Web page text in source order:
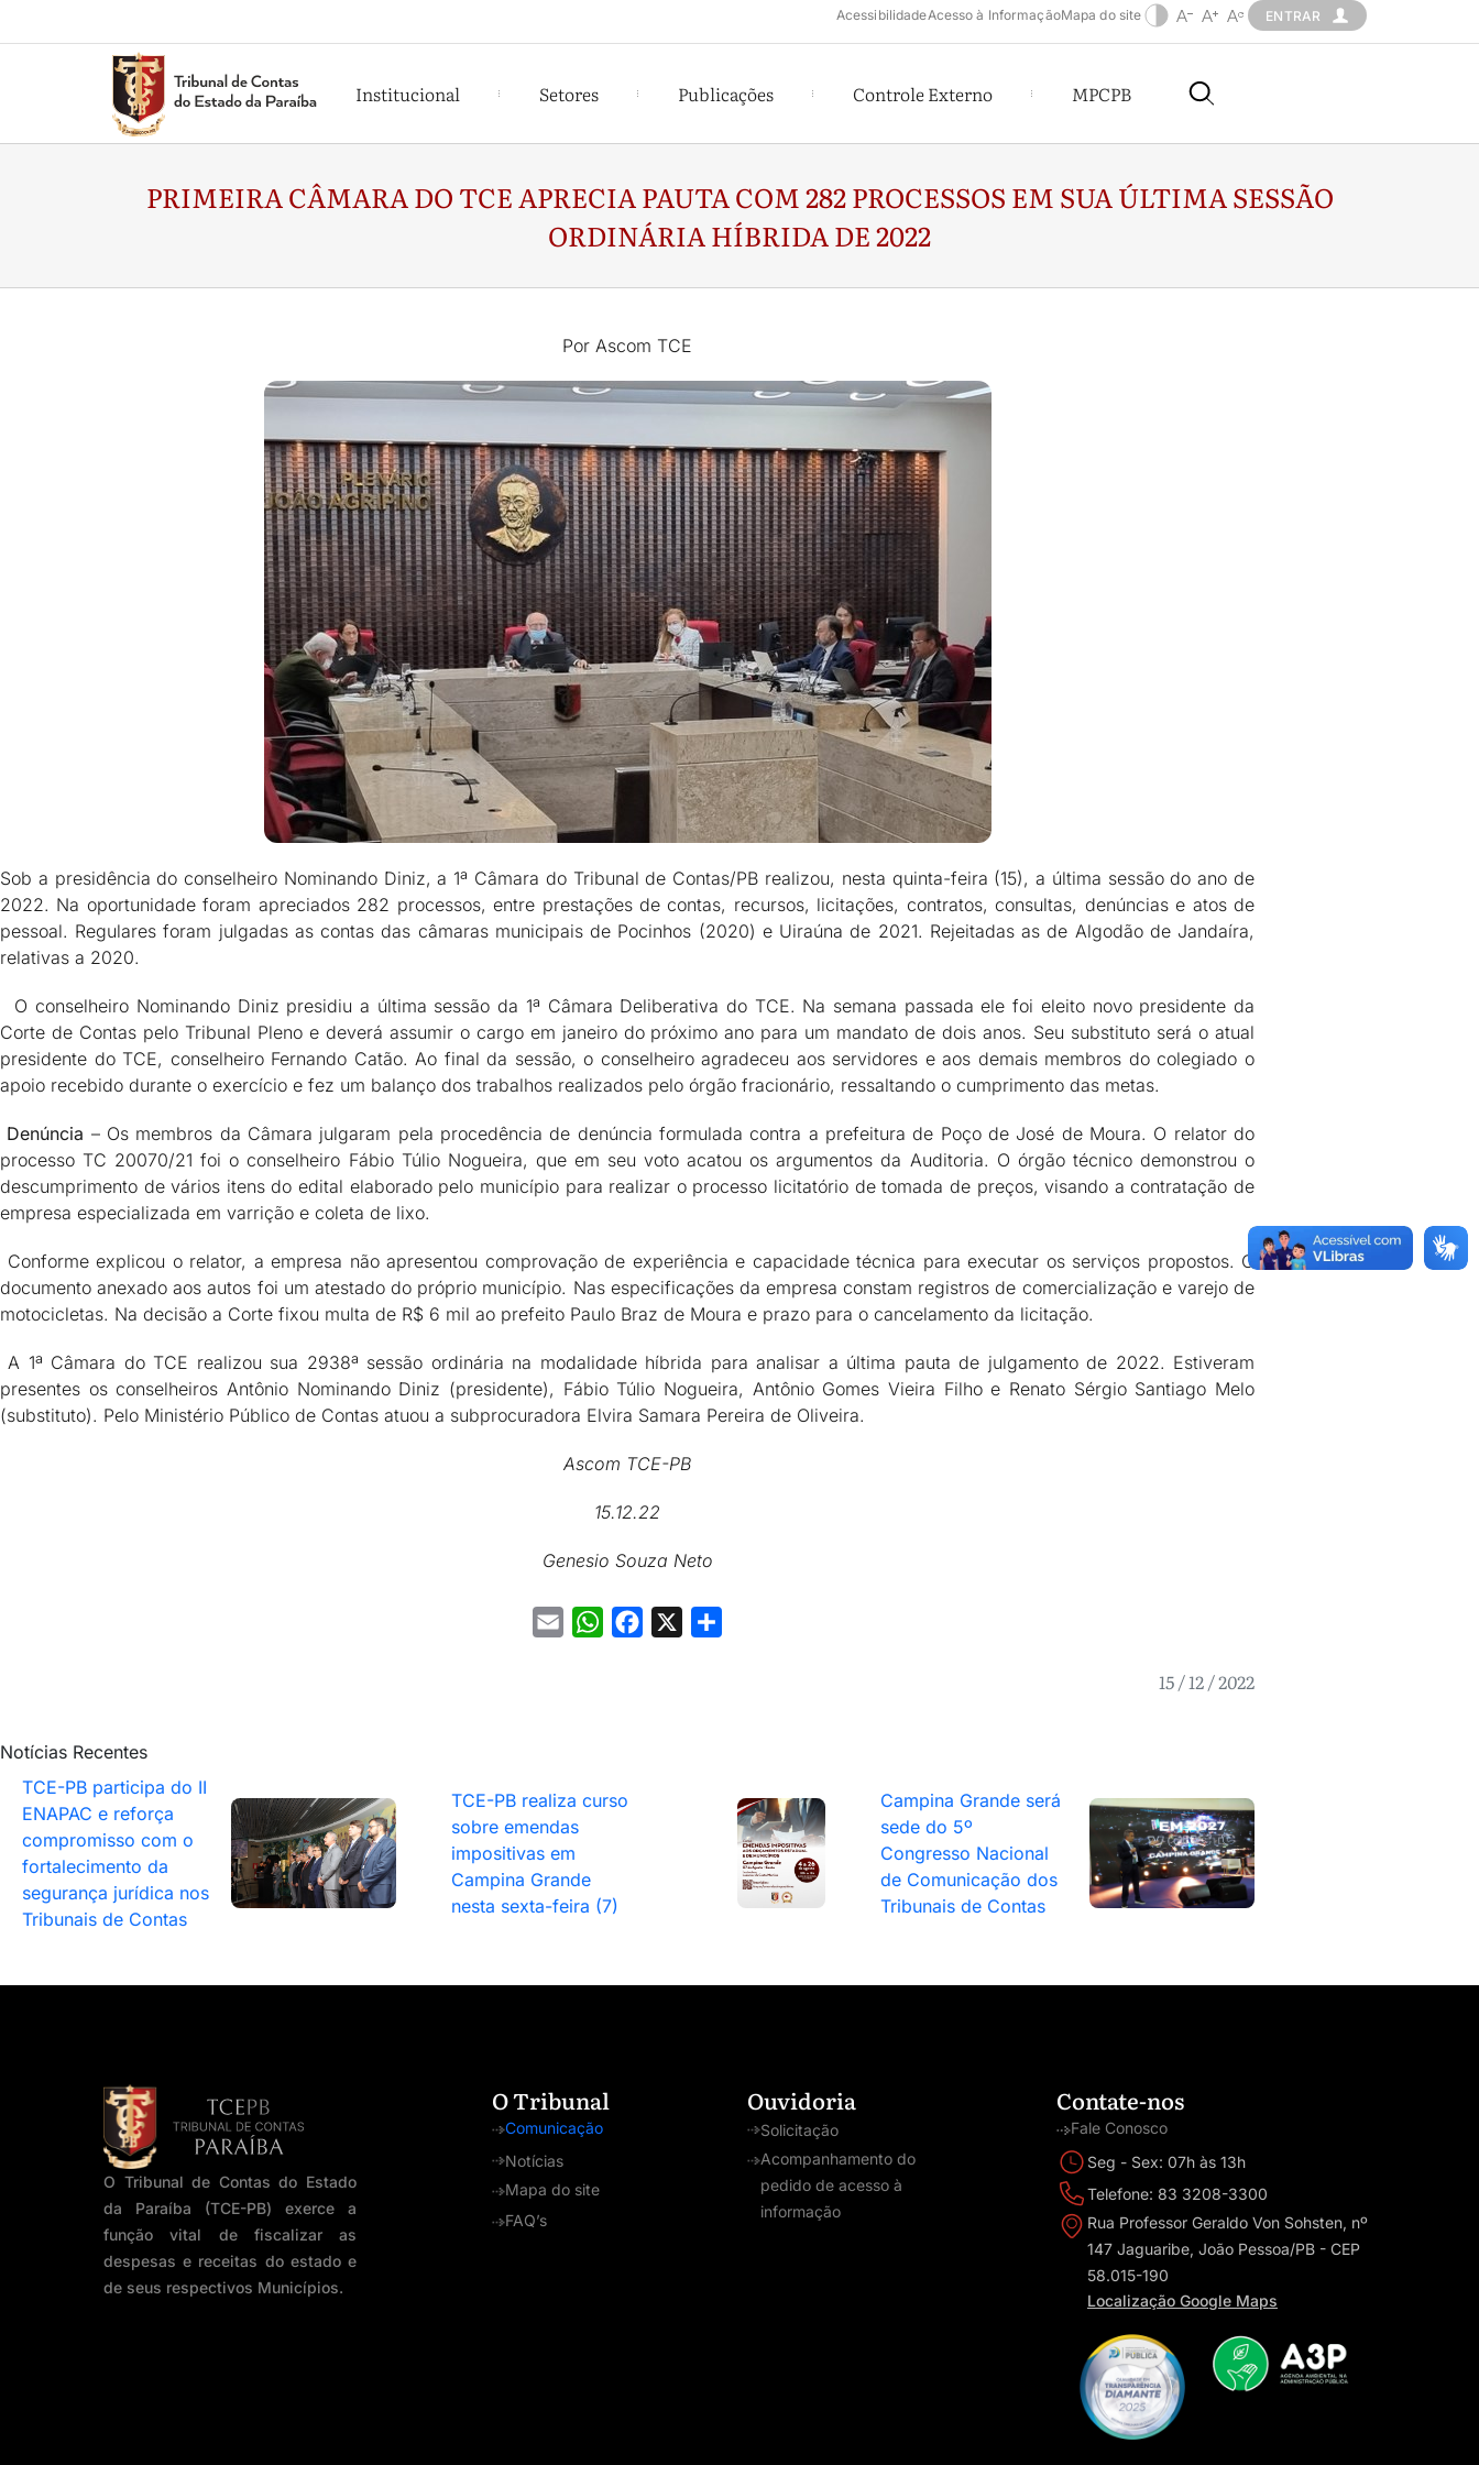
AcessibilidadeAcesso à InformaçãoMapa do site ENTRAR
Institucional Setores Publicações Controle Externo MPCPB
PRIMEIRA CÂMARA DO TCE APRECIA PAUTA COM 282 PROCESSOS EM SUA ÚLTIMA SESSÃO
ORDINÁRIA HÍBRIDA DE 2022
Por Ascom TCE
Sob a presidência do conselheiro Nominando Diniz, a 1ª Câmara do Tribunal de Contas/PB realizou, nesta quinta-feira (15), a última sessão do ano de
2022. Na oportunidade foram apreciados 282 processos, entre prestações de contas, recursos, licitações, contratos, consultas, denúncias e atos de
pessoal. Regulares foram julgadas as contas das câmaras municipais de Pocinhos (2020) e Uiraúna de 2021. Rejeitadas as de Algodão de Jandaíra,
relativas a 2020.
O conselheiro Nominando Diniz presidiu a última sessão da 1ª Câmara Deliberativa do TCE. Na semana passada ele foi eleito novo presidente da
Corte de Contas pelo Tribunal Pleno e deverá assumir o cargo em janeiro do próximo ano para um mandato de dois anos. Seu substituto será o atual
presidente do TCE, conselheiro Fernando Catão. Ao final da sessão, o conselheiro agradeceu aos servidores e aos demais membros do colegiado o
apoio recebido durante o exercício e fez um balanço dos trabalhos realizados pelo órgão fracionário, ressaltando o cumprimento das metas.
Denúncia – Os membros da Câmara julgaram pela procedência de denúncia formulada contra a prefeitura de Poço de José de Moura. O relator do
processo TC 20070/21 foi o conselheiro Fábio Túlio Nogueira, que em seu voto acatou os argumentos da Auditoria. O órgão técnico demonstrou o
descumprimento de vários itens do edital elaborado pelo município para realizar o processo licitatório de tomada de preços, visando a contratação de
empresa especializada em varrição e coleta de lixo.
Conforme explicou o relator, a empresa não apresentou comprovação de experiência e capacidade técnica para executar os serviços propostos. O
documento anexado aos autos foi um atestado do próprio município. Nas especificações da empresa constam registros de comercialização e varejo de
motocicletas. Na decisão a Corte fixou multa de R$ 6 mil ao prefeito Paulo Braz de Moura e prazo para o cancelamento da licitação.
A 1ª Câmara do TCE realizou sua 2938ª sessão ordinária na modalidade híbrida para analisar a última pauta de julgamento de 2022. Estiveram
presentes os conselheiros Antônio Nominando Diniz (presidente), Fábio Túlio Nogueira, Antônio Gomes Vieira Filho e Renato Sérgio Santiago Melo
(substituto). Pelo Ministério Público de Contas atuou a subprocuradora Elvira Samara Pereira de Oliveira.
Ascom TCE-PB
15.12.22
Genesio Souza Neto
Email WhatsAppFacebook
15 / 12 / 2022
Notícias Recentes
TCE-PB participa do II
ENAPAC e reforça
compromisso com o
fortalecimento da
segurança jurídica nos
Tribunais de Contas
TCE-PB realiza curso
sobre emendas
impositivas em
Campina Grande
nesta sexta-feira (7)
Campina Grande será
sede do 5º
Congresso Nacional
de Comunicação dos
Tribunais de Contas
O Tribunal de Contas do Estado
da Paraíba (TCE-PB) exerce a
função vital de fiscalizar as
despesas e receitas do estado e
de seus respectivos Municípios.
O Tribunal
Comunicação
Notícias
Mapa do site
FAQ’s
Ouvidoria
Solicitação
Acompanhamento do
pedido de acesso à
informação
Contate-nos
Fale Conosco
Seg - Sex: 07h às 13h
Telefone: 83 3208-3300
Rua Professor Geraldo Von Sohsten, nº
147 Jaguaribe, João Pessoa/PB - CEP
58.015-190
Localização Google Maps